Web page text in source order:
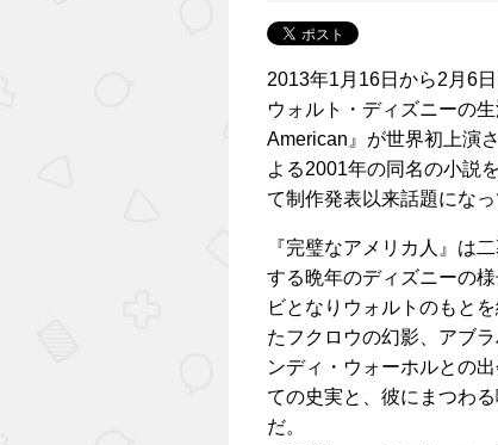
2013年1月16日から2月6
ウォルト・ディズニーの
American』が世界初上演
よる2001年の同名の小説
て制作発表以来話題になっ
『完璧なアメリカ人』は
する晩年のディズニーの
ビとなりウォルトのもと
たフクロウの幻影、アブ
ンディ・ウォーホルとの
ての史実と、彼にまつわ
だ。